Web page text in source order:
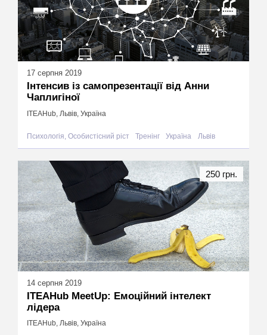
17 серпня 2019
Інтенсив із самопрезентації від Анни
Чаплигіної
ITEAHub, Львів, Україна
Психологія, Особистісний ріст Тренінг Україна Львів
14 серпня 2019
ITEAHub MeetUp: Емоційний інтелект
лідера
ITEAHub, Львів, Україна
250 грн.